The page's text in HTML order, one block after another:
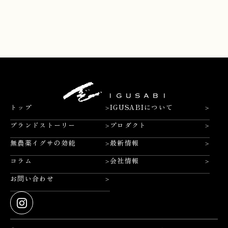
トップ >IGUSABIについて >
ブランドストーリー > プロダクト >
無農薬イグサの効能 >最新情報 >
コラム >会社情報 >
お問い合わせ >